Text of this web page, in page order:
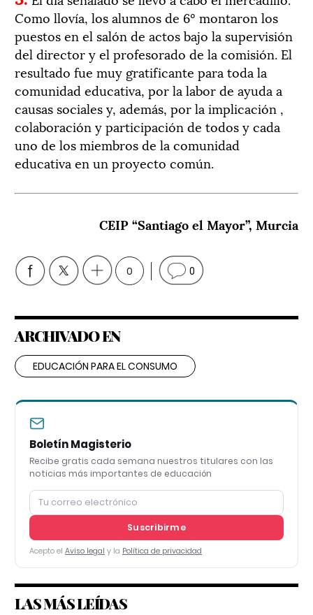
Como llovía, los alumnos de 6º montaron los
puestos en el salón de actos bajo la supervisión
del director y el profesorado de la comisión. El
resultado fue muy gratificante para toda la
comunidad educativa, por la labor de ayuda a
causas sociales y, además, por la implicación ,
colaboración y participación de todos y cada
uno de los miembros de la comunidad
educativa en un proyecto común.
CEIP “Santiago el Mayor”, Murcia
0 0
ARCHIVADO EN
EDUCACIÓN PARA EL CONSUMO
Boletín Magisterio
Recibe gratis cada semana nuestros titulares con las
noticias más importantes de educación
Suscribirme
Acepto el Aviso legal y la Política de privacidad
LAS MÁS LEÍDAS